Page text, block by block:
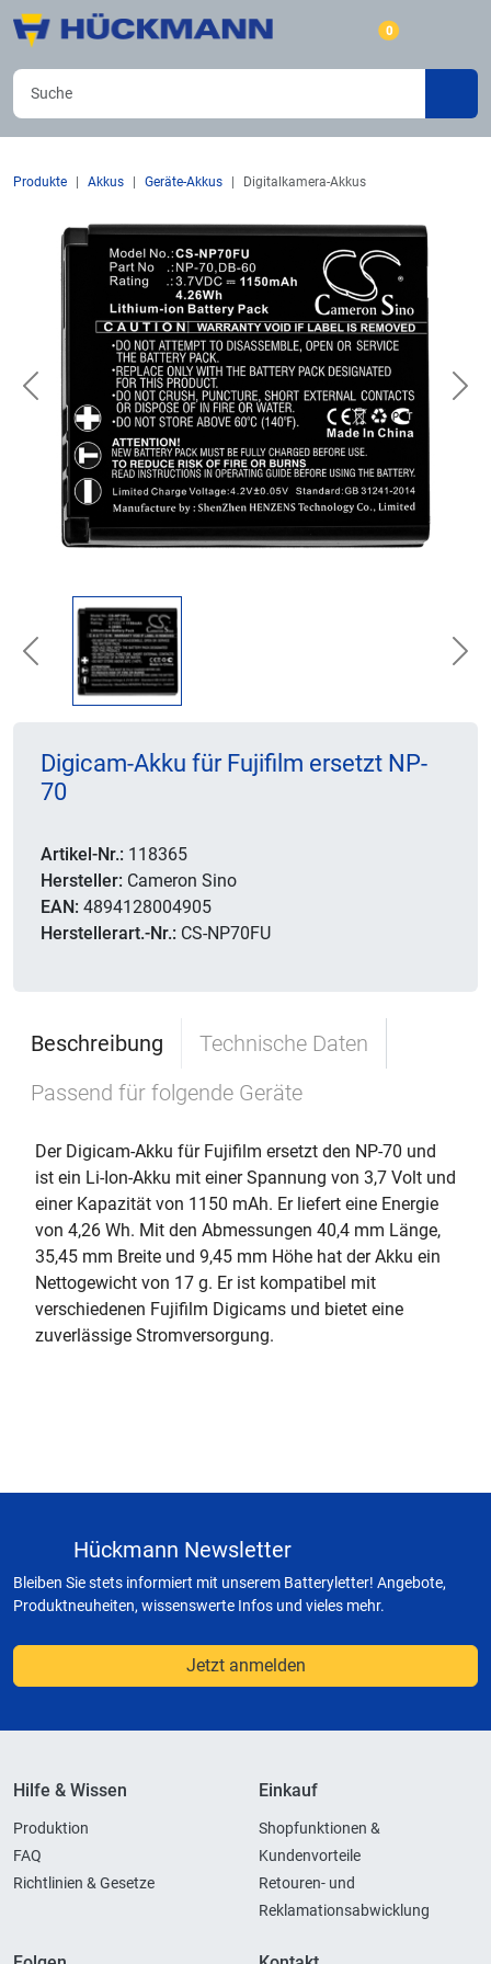
0
Produkte Akkus Geräte-Akkus Digitalkamera-Akkus
Previous
Previous
Digicam-Akku für Fujifilm ersetzt NP-
70
Artikel-Nr.: 118365
Hersteller: Cameron Sino
EAN: 4894128004905
Herstellerart.-Nr.: CS-NP70FU
Beschreibung
Technische Daten
Passend für folgende Geräte
Der Digicam-Akku für Fujifilm ersetzt den NP-70 und
ist ein Li-Ion-Akku mit einer Spannung von 3,7 Volt und
einer Kapazität von 1150 mAh. Er liefert eine Energie
von 4,26 Wh. Mit den Abmessungen 40,4 mm Länge,
35,45 mm Breite und 9,45 mm Höhe hat der Akku ein
Nettogewicht von 17 g. Er ist kompatibel mit
verschiedenen Fujifilm Digicams und bietet eine
zuverlässige Stromversorgung.
Hückmann Newsletter
Bleiben Sie stets informiert mit unserem Batteryletter! Angebote,
Produktneuheiten, wissenswerte Infos und vieles mehr.
Jetzt anmelden
Hilfe & Wissen
Produktion
FAQ
Richtlinien & Gesetze
Einkauf
Shopfunktionen &
Kundenvorteile
Retouren- und
Reklamationsabwicklung